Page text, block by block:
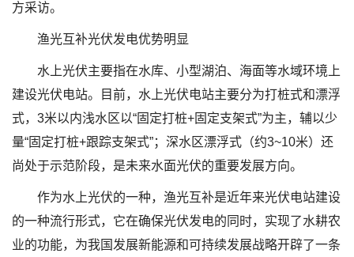
方采访。
渔光互补光伏发电优势明显
水上光伏主要指在水库、小型湖泊、海面等水域环境上
建设光伏电站。目前，水上光伏电站主要分为打桩式和漂浮
式，3米以内浅水区以“固定打桩+固定支架式”为主，辅以少
量“固定打桩+跟踪支架式”；深水区漂浮式（约3~10米）还
尚处于示范阶段，是未来水面光伏的重要发展方向。
作为水上光伏的一种，渔光互补是近年来光伏电站建设
的一种流行形式，它在确保光伏发电的同时，实现了水耕农
业的功能，为我国发展新能源和可持续发展战略开辟了一条